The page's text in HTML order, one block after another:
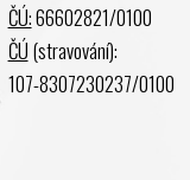
ČÚ:66602821/0100
ČÚ (stravování):
107-8307230237/0100